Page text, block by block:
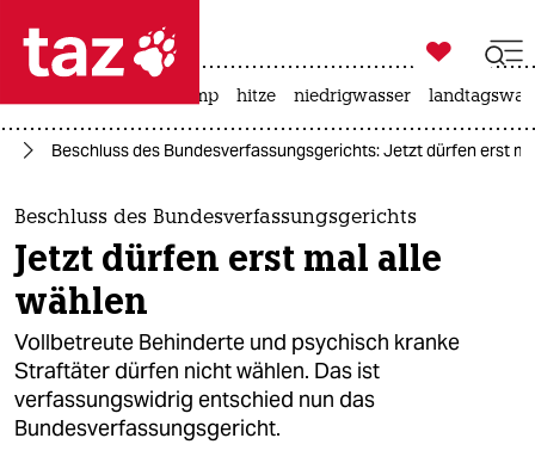
 taz zahl ich
taz zahl ich
themen
politik
öko
gesellschaft
kultur

taz zahl ich
usa unter trump hitze niedrigwasser
Beschluss des Bundesverfassungsgerichts: Jetzt dürfen erst
Beschluss des Bundesverfassungsgerichts
Jetzt dürfen erst mal alle
wählen
Vollbetreute Behinderte und psychisch kranke
Straftäter dürfen nicht wählen. Das ist
verfassungswidrig entschied nun das
Bundesverfassungsgericht.